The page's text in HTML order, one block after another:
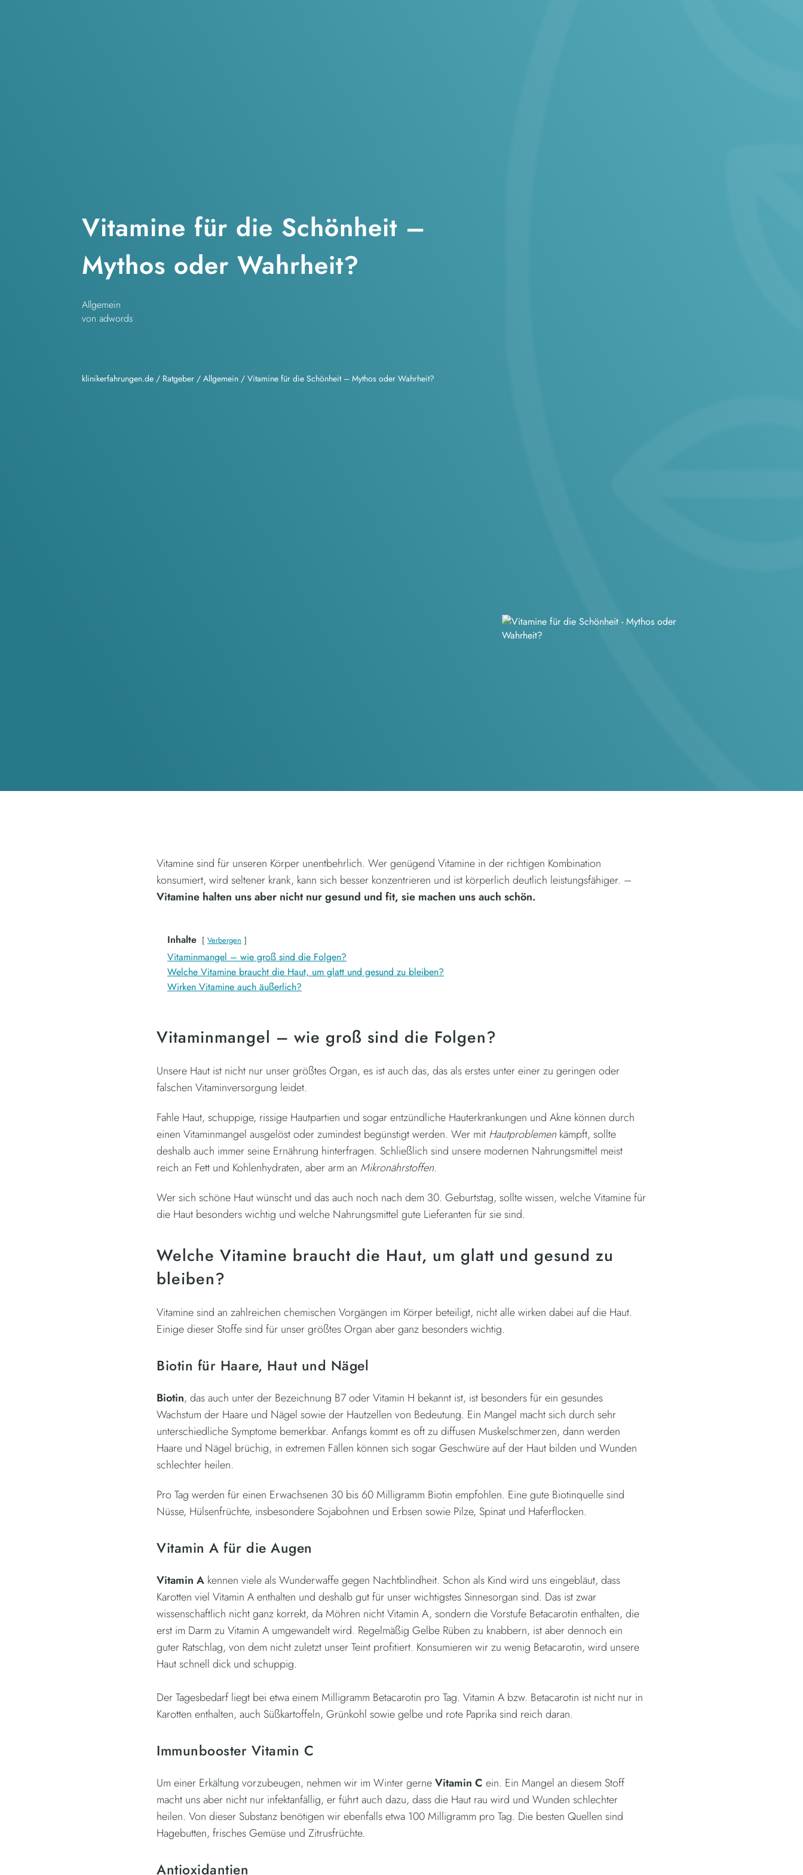
Vitamine für die Schönheit –
Mythos oder Wahrheit?
Allgemein
von adwords
klinikerfahrungen.de / Ratgeber / Allgemein / Vitamine für die Schönheit – Mythos oder Wahrheit?
Vitamine sind für unseren Körper unentbehrlich. Wer genügend Vitamine in der richtigen Kombination
konsumiert, wird seltener krank, kann sich besser konzentrieren und ist körperlich deutlich leistungsfähiger. –
Vitamine halten uns aber nicht nur gesund und fit, sie machen uns auch schön.
Inhalte Verbergen
Vitaminmangel – wie groß sind die Folgen?
Welche Vitamine braucht die Haut, um glatt und gesund zu bleiben?
Wirken Vitamine auch äußerlich?
Vitaminmangel – wie groß sind die Folgen?
Unsere Haut ist nicht nur unser größtes Organ, es ist auch das, das als erstes unter einer zu geringen oder
falschen Vitaminversorgung leidet.
Fahle Haut, schuppige, rissige Hautpartien und sogar entzündliche Hauterkrankungen und Akne können durch
einen Vitaminmangel ausgelöst oder zumindest begünstigt werden. Wer mit Hautproblemenkämpft, sollte
deshalb auch immer seine Ernährung hinterfragen. Schließlich sind unsere modernen Nahrungsmittel meist
reich an Fett und Kohlenhydraten, aber arm an Mikronährstoffen.
Wer sich schöne Haut wünscht und das auch noch nach dem 30. Geburtstag, sollte wissen, welche Vitamine für
die Haut besonders wichtig und welche Nahrungsmittel gute Lieferanten für sie sind.
Welche Vitamine braucht die Haut, um glatt und gesund zu
bleiben?
Vitamine sind an zahlreichen chemischen Vorgängen im Körper beteiligt, nicht alle wirken dabei auf die Haut.
Einige dieser Stoffe sind für unser größtes Organ aber ganz besonders wichtig.
Biotin für Haare, Haut und Nägel
Biotin, das auch unter der Bezeichnung B7 oder Vitamin H bekannt ist, ist besonders für ein gesundes
Wachstum der Haare und Nägel sowie der Hautzellen von Bedeutung. Ein Mangel macht sich durch sehr
unterschiedliche Symptome bemerkbar. Anfangs kommt es oft zu diffusen Muskelschmerzen, dann werden
Haare und Nägel brüchig, in extremen Fällen können sich sogar Geschwüre auf der Haut bilden und Wunden
schlechter heilen.
Pro Tag werden für einen Erwachsenen 30 bis 60 Milligramm Biotin empfohlen. Eine gute Biotinquelle sind
Nüsse, Hülsenfrüchte, insbesondere Sojabohnen und Erbsen sowie Pilze, Spinat und Haferflocken.
Vitamin A für die Augen
Vitamin A kennen viele als Wunderwaffe gegen Nachtblindheit. Schon als Kind wird uns eingebläut, dass
Karotten viel Vitamin A enthalten und deshalb gut für unser wichtigstes Sinnesorgan sind. Das ist zwar
wissenschaftlich nicht ganz korrekt, da Möhren nicht Vitamin A, sondern die Vorstufe Betacarotin enthalten, die
erst im Darm zu Vitamin A umgewandelt wird. Regelmäßig Gelbe Rüben zu knabbern, ist aber dennoch ein
guter Ratschlag, von dem nicht zuletzt unser Teint profitiert. Konsumieren wir zu wenig Betacarotin, wird unsere
Haut schnell dick und schuppig.
Der Tagesbedarf liegt bei etwa einem Milligramm Betacarotin pro Tag. Vitamin A bzw. Betacarotin ist nicht nur in
Karotten enthalten, auch Süßkartoffeln, Grünkohl sowie gelbe und rote Paprika sind reich daran.
Immunbooster Vitamin C
Um einer Erkältung vorzubeugen, nehmen wir im Winter gerneVitamin C ein. Ein Mangel an diesem Stoff
macht uns aber nicht nur infektanfällig, er führt auch dazu, dass die Haut rau wird und Wunden schlechter
heilen. Von dieser Substanz benötigen wir ebenfalls etwa 100 Milligramm pro Tag. Die besten Quellen sind
Hagebutten, frisches Gemüse und Zitrusfrüchte.
Antioxidantien